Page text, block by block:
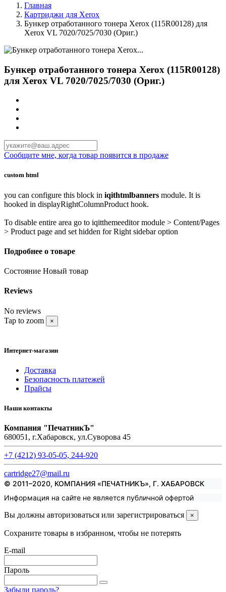
Главная
Картриджи для Xerox
Бункер отработанного тонера Xerox (115R00128) для
Xerox VL 7020/7025/7030 (Ориг.)
Бункер отработанного тонера Xerox (115R00128)
для Xerox VL 7020/7025/7030 (Ориг.)
Сообщите мне, когда товар появится в продаже
custom html
you can configure this block in iqithtmlbanners module. It is
hooked in displayRightColumnProduct hook.
To disable entire area go to iqitthemeeditor module > Content/Pages
> Product page and set hidden for Right sidebar option
Подробнее о товаре
Состояние Новый товар
Reviews
No reviews
Tap to zoom
×
Интернет-магазин
Доставка
Безопасность платежей
Прайсы
Наши контакты
Компания "ПечатникЪ"
680051, г.Хабаровск, ул.Суворова 45
+7 (4212) 93-05-05, 244-920
cartridge27@mail.ru
© 2011–2020, КОМПАНИЯ «ПЕЧАТНИКЪ», Г. ХАБАРОВСК
Информация на сайте не является публичной офертой
Вы должны авторизоваться или зарегистрироваться
×
Сохраните товары в избранном, чтобы не потерять
E-mail
Пароль
Забыли пароль?